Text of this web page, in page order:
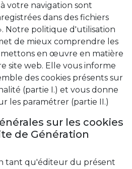
votre navigation sont
dans des fichiers
Notre politique d'utilisation
de mieux comprendre les
mettons en œuvre en matière
site web. Elle vous informe
des cookies présents sur
(partie I.) et vous donne
les paramétrer (partie II.)
sur les cookies
de Génération
tant qu'éditeur du présent